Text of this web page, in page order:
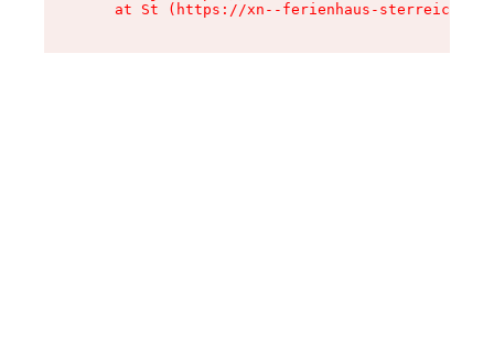
at St (https://xn--ferienhaus-sterreich-